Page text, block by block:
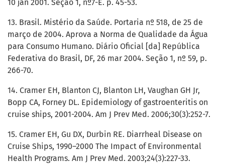
10 jan 2001. Seção 1, nº7-E. p. 45-53.
13. Brasil. Mistério da Saúde. Portaria nº 518, de 25 de
março de 2004. Aprova a Norma de Qualidade da Água
para Consumo Humano. Diário Oficial [da] República
Federativa do Brasil, DF, 26 mar 2004. Seção 1, nº 59, p.
266-70.
14. Cramer EH, Blanton CJ, Blanton LH, Vaughan GH Jr,
Bopp CA, Forney DL. Epidemiology of gastroenteritis on
cruise ships, 2001-2004. Am J Prev Med. 2006;30(3):252-7.
15. Cramer EH, Gu DX, Durbin RE. Diarrheal Disease on
Cruise Ships, 1990–2000 The Impact of Environmental
Health Programs. Am J Prev Med. 2003;24(3):227-33.